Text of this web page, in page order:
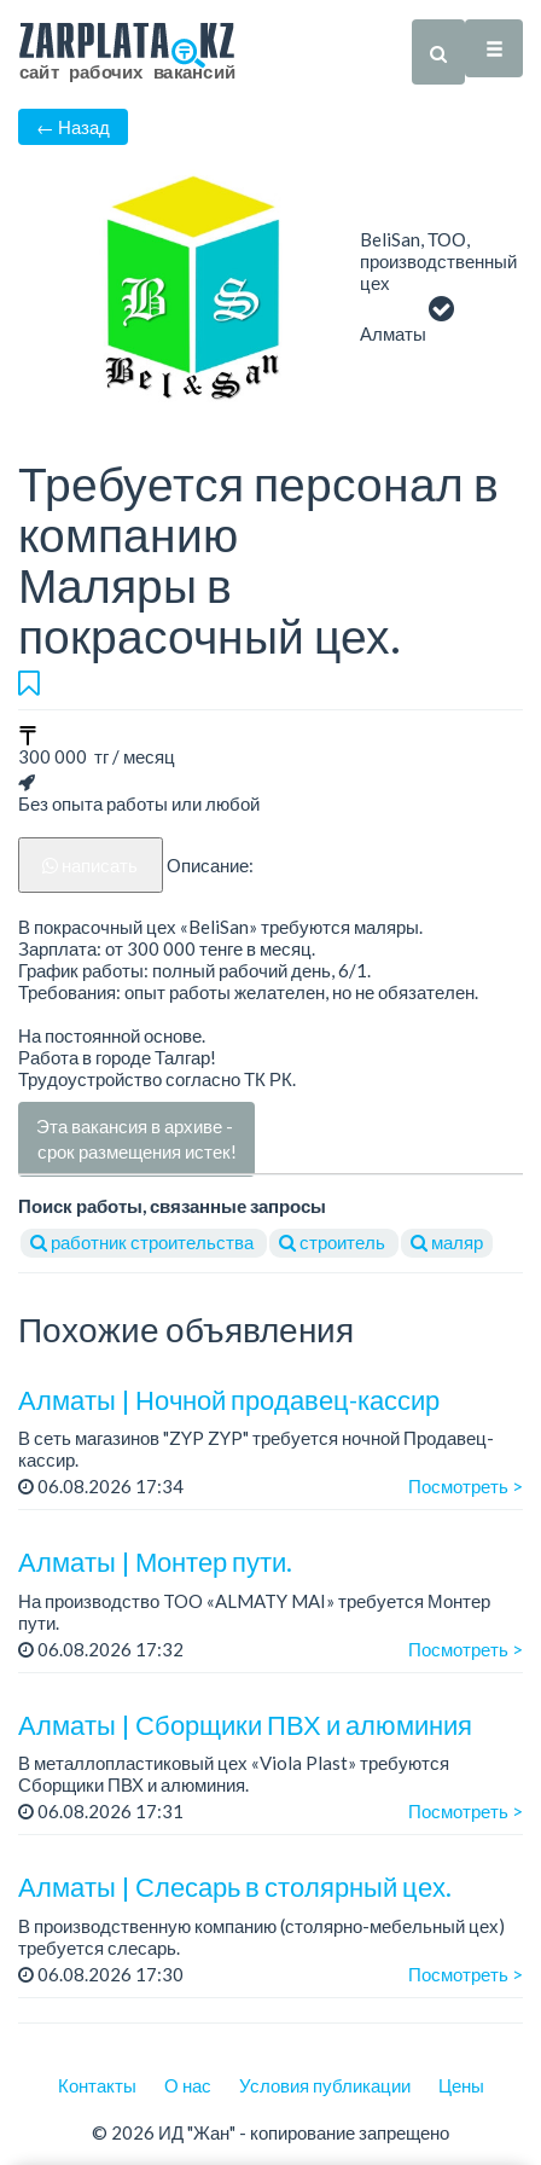
← Назад
BeliSan, ТОО,
производственный
цех
Алматы
Требуется персонал в
компанию
Маляры в
покрасочный цех.
300 000 тг / месяц
Без опыта работы или любой
Описание:
В покрасочный цех «BeliSan» требуются маляры.
Зарплата: от 300 000 тенге в месяц.
График работы: полный рабочий день, 6/1.
Требования: опыт работы желателен, но не обязателен.
На постоянной основе.
Работа в городе Талгар!
Трудоустройство согласно ТК РК.
Эта вакансия в архиве -
срок размещения истек!
Поиск работы, связанные запросы
работник строительства
строитель маляр
Похожие объявления
Алматы | Ночной продавец-кассир
В сеть магазинов "ZYP ZYP" требуется ночной Продавец-
кассир.
График работы: 2/2, с 20:00 до 08:00.
06.08.2026 17:34 Посмотреть >
Алматы | Монтер пути.
На производство TOO «ALMATY MAI» требуется Монтер
пути.
Зарплата: 322 000 тенге.
образование...
06.08.2026 17:32 Посмотреть >
Алматы | Сборщики ПВХ и алюминия
В металлопластиковый цех «Viola Plast» требуются
Сборщики ПВХ и алюминия.
График работы: 5/2, с 08.00 до 17.00.
06.08.2026 17:31 Посмотреть >
Алматы | Слесарь в столярный цех.
В производственную компанию (столярно-мебельный цех)
требуется слесарь.
График работы: 5/2, с 08.00 до 18.00.
06.08.2026 17:30 Посмотреть >
Контакты О нас Условия публикации Цены
© 2026 ИД "Жан" - копирование запрещено